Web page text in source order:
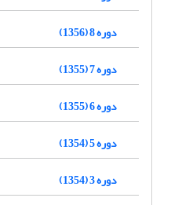
دوره 8 (1356)
دوره 7 (1355)
دوره 6 (1355)
دوره 5 (1354)
دوره 3 (1354)